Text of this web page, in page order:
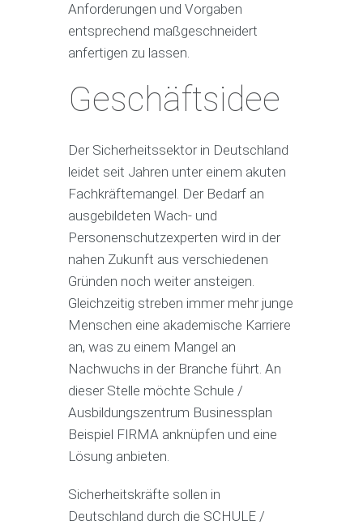
Anforderungen und Vorgaben
entsprechend maßgeschneidert
anfertigen zu lassen.
Geschäftsidee
Der Sicherheitssektor in Deutschland
leidet seit Jahren unter einem akuten
Fachkräftemangel. Der Bedarf an
ausgebildeten Wach- und
Personenschutzexperten wird in der
nahen Zukunft aus verschiedenen
Gründen noch weiter ansteigen.
Gleichzeitig streben immer mehr junge
Menschen eine akademische Karriere
an, was zu einem Mangel an
Nachwuchs in der Branche führt. An
dieser Stelle möchte Schule /
Ausbildungszentrum Businessplan
Beispiel FIRMA anknüpfen und eine
Lösung anbieten.
Sicherheitskräfte sollen in
Deutschland durch die SCHULE /